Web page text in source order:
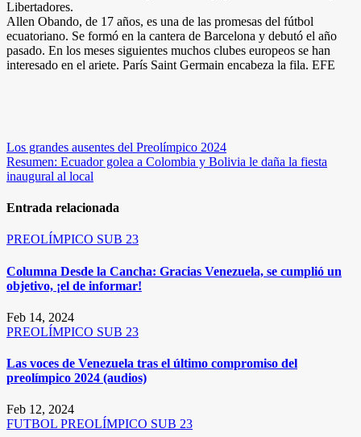
Libertadores.
Allen Obando, de 17 años, es una de las promesas del fútbol
ecuatoriano. Se formó en la cantera de Barcelona y debutó el año
pasado. En los meses siguientes muchos clubes europeos se han
interesado en el ariete. París Saint Germain encabeza la fila. EFE
Navegación
de
Los grandes ausentes del Preolímpico 2024
Resumen: Ecuador golea a Colombia y Bolivia le daña la fiesta
inaugural al local
Entrada relacionada
PREOLÍMPICO SUB 23
Columna Desde la Cancha: Gracias Venezuela, se cumplió un
objetivo, ¡el de informar!
Feb 14, 2024
PREOLÍMPICO SUB 23
Las voces de Venezuela tras el último compromiso del
preolímpico 2024 (audios)
Feb 12, 2024
FUTBOL PREOLÍMPICO SUB 23